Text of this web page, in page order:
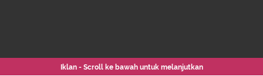
Iklan - Scroll ke bawah untuk melanjutkan